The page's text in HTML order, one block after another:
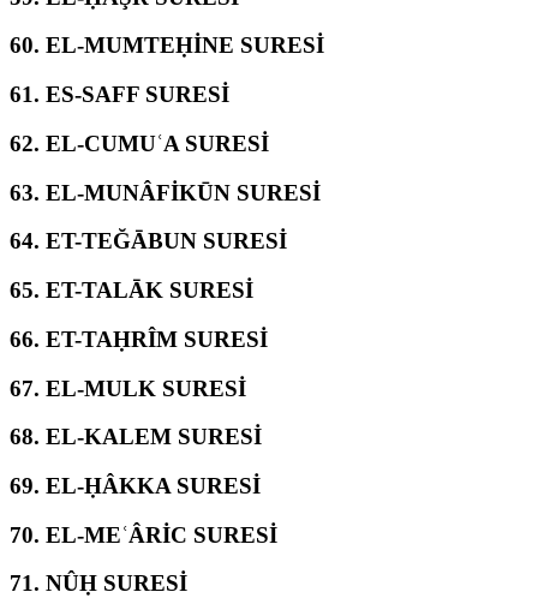
60. EL-MUMTEḤİNE SURESİ
61. ES-SAFF SURESİ
62. EL-CUMUʿA SURESİ
63. EL-MUNÂFİKŪN SURESİ
64. ET-TEĞĀBUN SURESİ
65. ET-TALĀK SURESİ
66. ET-TAḤRÎM SURESİ
67. EL-MULK SURESİ
68. EL-KALEM SURESİ
69. EL-ḤÂKKA SURESİ
70. EL-MEʿÂRİC SURESİ
71. NÛḤ SURESİ